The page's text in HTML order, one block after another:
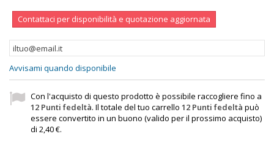
Contattaci per disponibilità e quotazione aggiornata
Avvisami quando disponibile
Con l'acquisto di questo prodotto è possibile raccogliere fino a
12 Punti fedeltà. Il totale del tuo carrello 12 Punti fedeltà può
essere convertito in un buono (valido per il prossimo acquisto)
di 2,40 €.